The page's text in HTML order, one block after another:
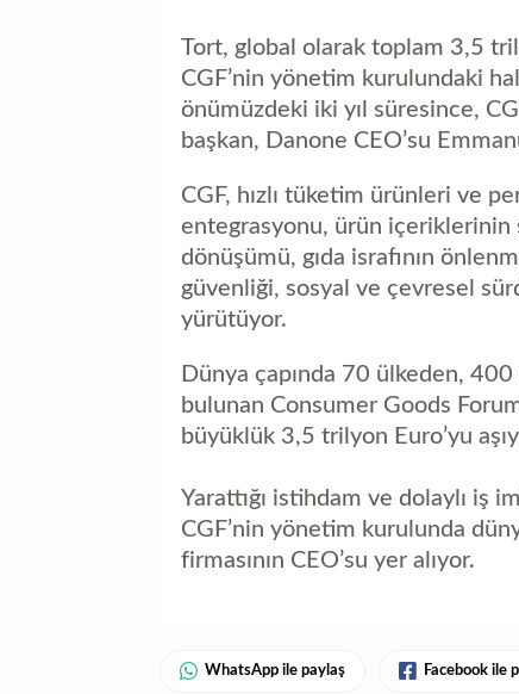
Tort, global olarak toplam 3,5
CGF’nin yönetim kurulundaki
önümüzdeki iki yıl süresince,
başkan, Danone CEO’su
CGF, hızlı tüketim ürünleri ve
entegrasyonu, ürün içeriklerinin
dönüşümü, gıda israfının
güvenliği, sosyal ve çevresel
yürütüyor.
Dünya çapında 70 ülkeden,
bulunan Consumer Goods
büyüklük 3,5 trilyon Euro’yu
Yarattığı istihdam ve dolaylı iş
CGF’nin yönetim kurulunda
firmasının CEO’su yer alıyor.
WhatsApp ile paylaş Facebook ile